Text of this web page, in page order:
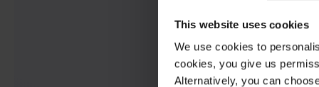
This website uses cookies
We use cookies to
cookies, you give us
Alternatively, you can